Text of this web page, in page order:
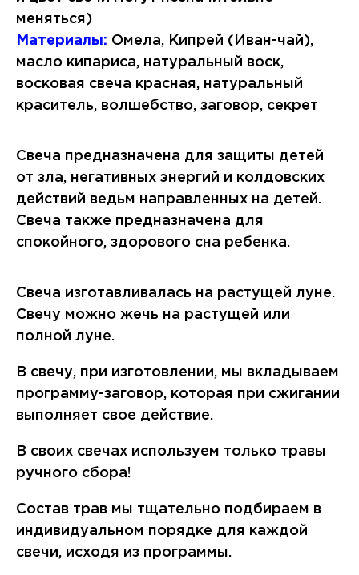
меняться)
Материалы: Омела, Кипрей (Иван-чай),
масло кипариса, натуральный воск,
восковая свеча красная, натуральный
краситель, волшебство, заговор, секрет
Свеча предназначена для защиты детей
от зла, негативных энергий и колдовских
действий ведьм направленных на детей.
Свеча также предназначена для
спокойного, здорового сна ребенка.
Свеча изготавливалась на растущей луне.
Свечу можно жечь на растущей или
полной луне.
В свечу, при изготовлении, мы вкладываем
программу-заговор, которая при сжигании
выполняет свое действие.
В своих свечах используем только травы
ручного сбора!
Состав трав мы тщательно подбираем в
индивидуальном порядке для каждой
свечи, исходя из программы.